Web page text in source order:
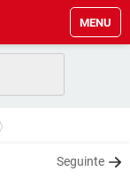
MENU
Seguinte